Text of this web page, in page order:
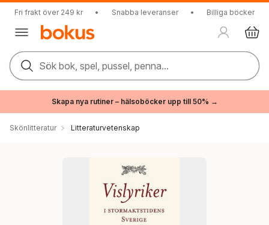
Fri frakt över 249 kr • Snabba leveranser • Billiga böcker
Sök bok, spel, pussel, penna...
Skapa nya rutiner – hälsoböcker upp till 50% →
Skönlitteratur Litteraturvetenskap